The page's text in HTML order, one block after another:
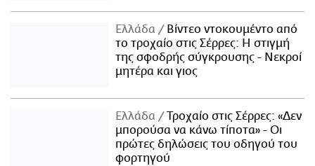
Ελλάδα
Βίντεο ντοκουμέντο από
το τροχαίο στις Σέρρες: Η στιγμή
της σφοδρής σύγκρουσης - Νεκροί
μητέρα και γιος
Ελλάδα
Τροχαίο στις Σέρρες: «Δεν
μπορούσα να κάνω τίποτα» - Οι
πρώτες δηλώσεις του οδηγού του
φορτηγού